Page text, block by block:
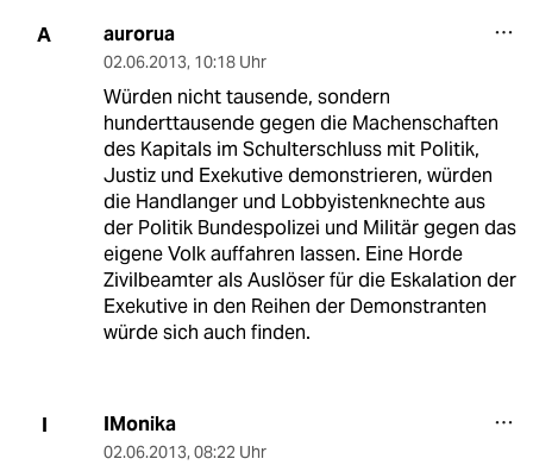
A aurorua
02.06.2013, 10:18 Uhr
Würden nicht tausende, sondern
hunderttausende gegen die Machenschaften
des Kapitals im Schulterschluss mit Politik,
Justiz und Exekutive demonstrieren, würden
die Handlanger und Lobbyistenknechte aus
der Politik Bundespolizei und Militär gegen das
eigene Volk auffahren lassen. Eine Horde
Zivilbeamter als Auslöser für die Eskalation der
Exekutive in den Reihen der Demonstranten
würde sich auch finden.
I IMonika
02.06.2013, 08:22 Uhr